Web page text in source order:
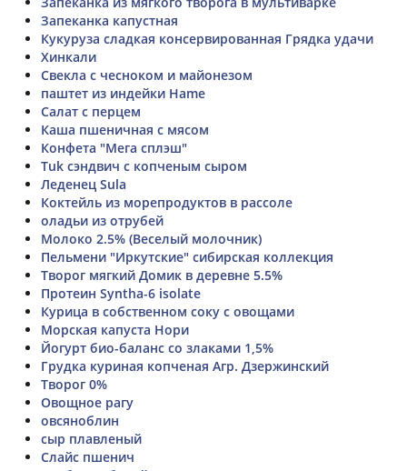
Запеканка капустная
Кукуруза сладкая консервированная Грядка удачи
Хинкали
Свекла с чесноком и майонезом
паштет из индейки Hame
Салат с перцем
Каша пшеничная с мясом
Конфета "Мега сплэш"
Tuk сэндвич с копченым сыром
Леденец Sula
Коктейль из морепродуктов в рассоле
оладьи из отрубей
Молоко 2.5% (Веселый молочник)
Пельмени "Иркутские" сибирская коллекция
Творог мягкий Домик в деревне 5.5%
Протеин Syntha-6 isolate
Курица в собственном соку с овощами
Морская капуста Нори
Йогурт био-баланс со злаками 1,5%
Грудка куриная копченая Агр. Дзержинский
Творог 0%
Овощное рагу
овсяноблин
сыр плавленый
Слайс пшенич